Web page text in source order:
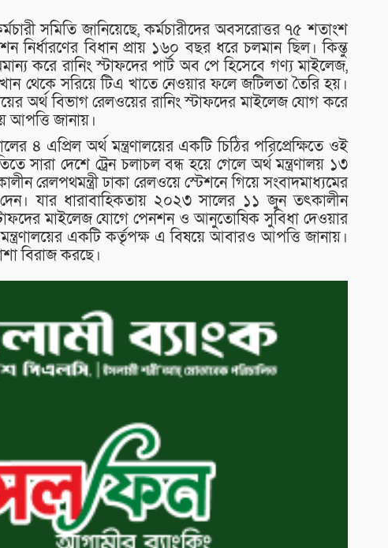
সমিতি জানিয়েছে, কর্মচারীদের অবসরোত্তর ৭৫ শতাংশ
বিধান প্রায় ১৬০ বছর ধরে চলমান ছিল। কিন্তু
করে রানিং স্টাফদের পার্ট অব পে হিসেবে গণ্য মাইলেজ,
থেকে সরিয়ে টিএ খাতে নেওয়ার ফলে জটিলতা তৈরি হয়।
অর্থ বিভাগ রেলওয়ের রানিং স্টাফদের মাইলেজ যোগ করে
জানায়।
৪ এপ্রিল অর্থ মন্ত্রণালয়ের একটি চিঠির পরিপ্রেক্ষিতে ওই
সারা দেশে ট্রেন চলাচল বন্ধ হয়ে গেলে অর্থ মন্ত্রণালয় ১৩
রেলপথমন্ত্রী ঢাকা রেলওয়ে স্টেশনে গিয়ে সংবাদমাধ্যমের
যার ধারাবাহিকতায় ২০২৩ সালের ১১ জুন তৎকালীন
মাইলেজ যোগে পেনশন ও আনুতোষিক সুবিধা দেওয়ার
একটি কর্তৃপক্ষ এ বিষয়ে আবারও আপত্তি জানায়।
বিরাজ করছে।